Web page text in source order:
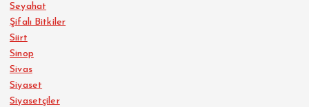
Seyahat
Şifalı Bitkiler
Siirt
Sinop
Sivas
Siyaset
Siyasetçiler